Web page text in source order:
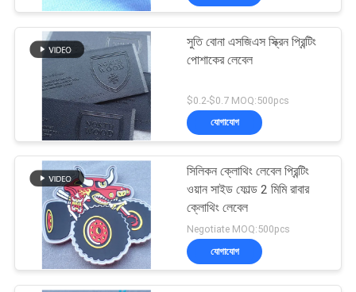
এমবসড লেদার প্যাচগুলি
সুতি বোনা এসজিএস স্ক্রিন প্রিন্টিং
পোশাকের লেবেল
$0.2-$0.7 MOQ:500pcs
যোগাযোগ
সিলিকন ক্লোথিং লেবেল প্রিন্টিং
ওয়ান সাইড ফোল্ড 2 মিমি রাবার
ক্লোথিং লেবেল
Negotiate MOQ:500pcs
যোগাযোগ